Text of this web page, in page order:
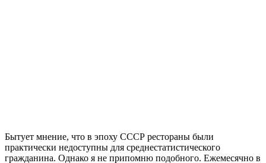
Бытует мнение, что в эпоху СССР рестораны были
практически недоступны для среднестатистического
гражданина. Однако я не припомню подобного. Ежемесячно в